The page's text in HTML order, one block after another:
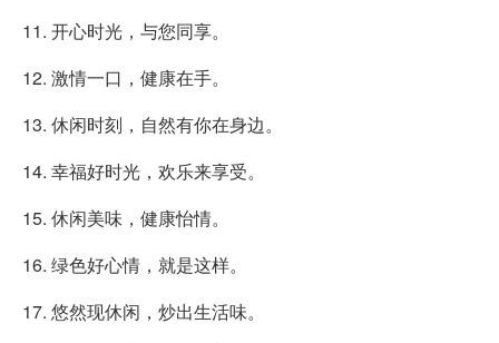
11. 开心时光，与您同享。
12. 激情一口，健康在手。
13. 休闲时刻，自然有你在身边。
14. 幸福好时光，欢乐来享受。
15. 休闲美味，健康怡情。
16. 绿色好心情，就是这样。
17. 悠然现休闲，炒出生活味。